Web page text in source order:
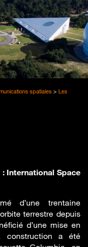
spatiales > Les
International Space
d’une trentaine
terrestre depuis
d’une mise en
construction a été